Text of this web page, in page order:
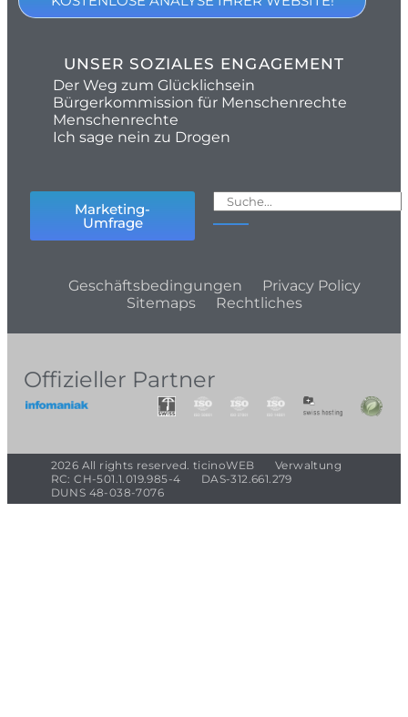
UNSER SOZIALES ENGAGEMENT
Der Weg zum Glücklichsein
Bürgerkommission für Menschenrechte
Menschenrechte
Ich sage nein zu Drogen
Marketing-
Umfrage
Geschäftsbedingungen
Privacy Policy
Sitemaps
Rechtliches
Offizieller Partner
2026 All rights reserved. ticinoWEB
Verwaltung
RC: CH-501.1.019.985-4
DAS-312.661.279
DUNS 48-038-7076